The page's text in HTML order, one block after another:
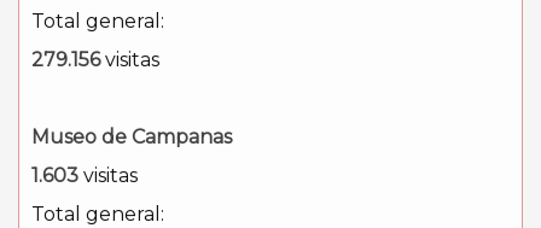
Total general:
279.156visitas
Museo de Campanas
1.603 visitas
Total general: